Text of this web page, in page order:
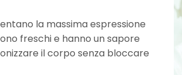
la massima espressione
freschi e hanno un sapore
il corpo senza bloccare